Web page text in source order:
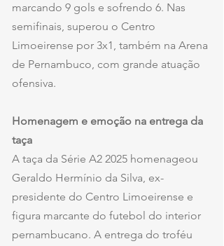
marcando 9 gols e sofrendo 6. Nas
semifinais, superou o Centro
Limoeirense por 3x1, também na Arena
de Pernambuco, com grande atuação
ofensiva.
Homenagem e emoção na entrega da
taça
A taça da Série A2 2025 homenageou
Geraldo Hermínio da Silva, ex-
presidente do Centro Limoeirense e
figura marcante do futebol do interior
pernambucano. A entrega do troféu